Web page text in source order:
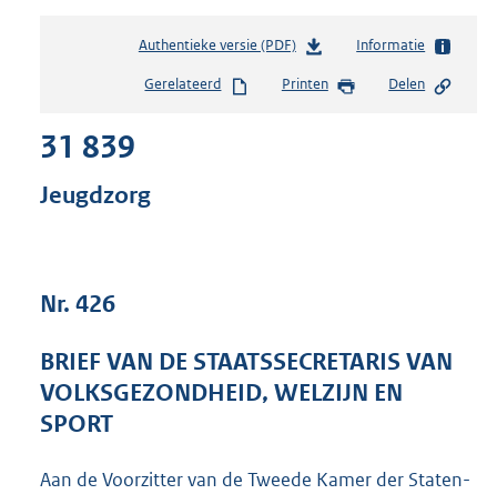
Authentieke versie (PDF)b
s
e
:
b
Informatie
Gerelateerd Printen Delen
31 839
Jeugdzorg
Nr. 426
BRIEF VAN DE STAATSSECRETARIS VAN
VOLKSGEZONDHEID, WELZIJN EN
SPORT
Aan de Voorzitter van de Tweede Kamer der Staten-